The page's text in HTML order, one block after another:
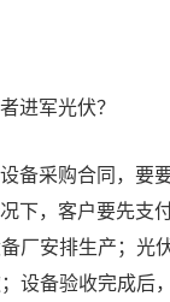
进军光伏？
备采购合同，要
下，客户要先支
厂安排生产；光
设备验收完成后